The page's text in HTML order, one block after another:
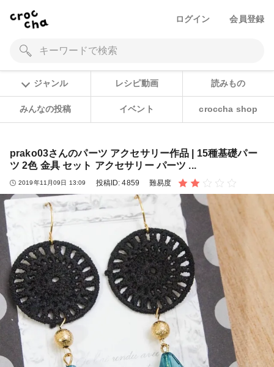
ログイン 会員登録
ジャンル レシピ動画 読みもの
みんなの投稿 イベント croccha shop
prako03さんのパーツ アクセサリー作品 | 15種基礎パー
ツ 2色 金具 セット アクセサリー パーツ ...
2019年11月09日 13:09 投稿ID:4859 難易度